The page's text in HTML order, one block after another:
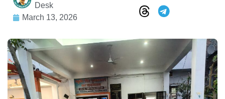
Desk
March 13, 2026